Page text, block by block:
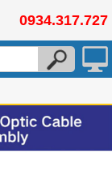
0934.317.727